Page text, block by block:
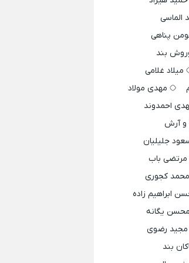
الماسی
پناهی
بند
میلاد غلامی
مهدی مولاد
احمدوند
آرش
جلیلیان
مرتضی باب
محمد کجوری
ابراهیم زاده
محسن یگانه
مجید رضوی
بند